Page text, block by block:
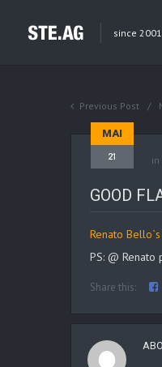
since 2001
Previous Post
MAI
21 in
GOOD
Renato Bello`s
PS: @
Share this: